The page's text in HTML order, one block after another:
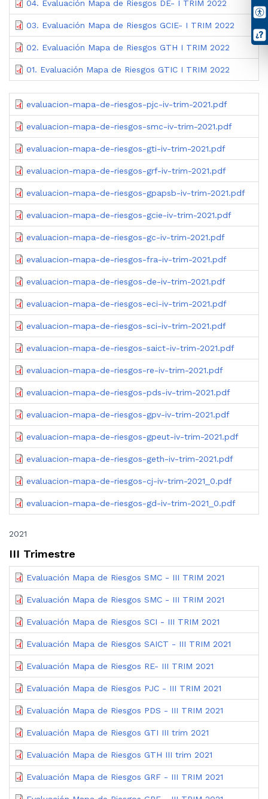
04. Evaluación Mapa de Riesgos DE- I TRIM 2022
03. Evaluación Mapa de Riesgos GCIE- I TRIM 2022
02. Evaluación Mapa de Riesgos GTH I TRIM 2022
01. Evaluación Mapa de Riesgos GTIC I TRIM 2022
evaluacion-mapa-de-riesgos-pjc-iv-trim-2021.pdf
evaluacion-mapa-de-riesgos-smc-iv-trim-2021.pdf
evaluacion-mapa-de-riesgos-gti-iv-trim-2021.pdf
evaluacion-mapa-de-riesgos-grf-iv-trim-2021.pdf
evaluacion-mapa-de-riesgos-gpapsb-iv-trim-2021.pdf
evaluacion-mapa-de-riesgos-gcie-iv-trim-2021.pdf
evaluacion-mapa-de-riesgos-gc-iv-trim-2021.pdf
evaluacion-mapa-de-riesgos-fra-iv-trim-2021.pdf
evaluacion-mapa-de-riesgos-de-iv-trim-2021.pdf
evaluacion-mapa-de-riesgos-eci-iv-trim-2021.pdf
evaluacion-mapa-de-riesgos-sci-iv-trim-2021.pdf
evaluacion-mapa-de-riesgos-saict-iv-trim-2021.pdf
evaluacion-mapa-de-riesgos-re-iv-trim-2021.pdf
evaluacion-mapa-de-riesgos-pds-iv-trim-2021.pdf
evaluacion-mapa-de-riesgos-gpv-iv-trim-2021.pdf
evaluacion-mapa-de-riesgos-gpeut-iv-trim-2021.pdf
evaluacion-mapa-de-riesgos-geth-iv-trim-2021.pdf
evaluacion-mapa-de-riesgos-cj-iv-trim-2021_0.pdf
evaluacion-mapa-de-riesgos-gd-iv-trim-2021_0.pdf
2021
III Trimestre
Evaluación Mapa de Riesgos SMC - III TRIM 2021
Evaluación Mapa de Riesgos SMC - III TRIM 2021
Evaluación Mapa de Riesgos SCI - III TRIM 2021
Evaluación Mapa de Riesgos SAICT - III TRIM 2021
Evaluación Mapa de Riesgos RE- III TRIM 2021
Evaluación Mapa de Riesgos PJC - III TRIM 2021
Evaluación Mapa de Riesgos PDS - III TRIM 2021
Evaluación Mapa de Riesgos GTI III trim 2021
Evaluación Mapa de Riesgos GTH III trim 2021
Evaluación Mapa de Riesgos GRF - III TRIM 2021